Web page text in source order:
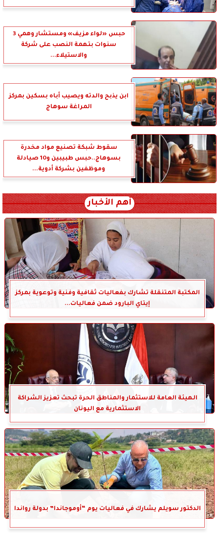
حبس «لواء مزيف» ومستشار وهمي 3
سنوات بتهمة النصب على شركة
والاستيلاء...
ابن يذبح والدته ويصيب أباه بسكين بمركز
المراغة سوهاج
سقوط شبكة تصنيع مواد مخدرة
بسوهاج..حبس طبيبين و10 صيادلة
وموظفين بشركة أدوية...
أهم الأخبار
المكتبة المتنقلة تشارك بفعاليات ثقافية وفنية وتوعوية بمركز
إيتاي البارود ضمن فعاليات...
الهيئة العامة للاستثمار والمناطق الحرة تبحث تعزيز الشراكة
الاستثمارية مع اليونان
الدكتور سويلم يشارك في فعاليات يوم “أوموجاندا” بدولة رواندا